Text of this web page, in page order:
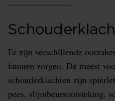
Er zijn verschillende
kunnen zorgen. De meest
schouderklachten zijn
pees, slijmbeursontsteking,